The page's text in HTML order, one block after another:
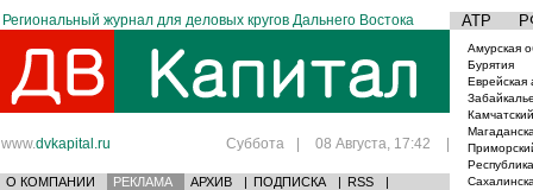
Региональный журнал для деловых кругов Дальнего Востока АТР
www.dvkapital.ru Суббота | 08 Августа, 17:42 |
О КОМПАНИИ РЕКЛАМА АРХИВ | ПОДПИСКА | RSS |
Амурская
Бурятия
Еврейская